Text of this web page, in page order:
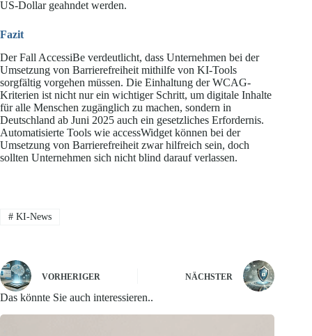
US-Dollar geahndet werden.
Fazit
Der Fall AccessiBe verdeutlicht, dass Unternehmen bei der
Umsetzung von Barrierefreiheit mithilfe von KI-Tools
sorgfältig vorgehen müssen. Die Einhaltung der WCAG-
Kriterien ist nicht nur ein wichtiger Schritt, um digitale Inhalte
für alle Menschen zugänglich zu machen, sondern in
Deutschland ab Juni 2025 auch ein gesetzliches Erfordernis.
Automatisierte Tools wie accessWidget können bei der
Umsetzung von Barrierefreiheit zwar hilfreich sein, doch
sollten Unternehmen sich nicht blind darauf verlassen.
#KI-News
VORHERIGER NÄCHSTER
Das könnte Sie auch interessieren..